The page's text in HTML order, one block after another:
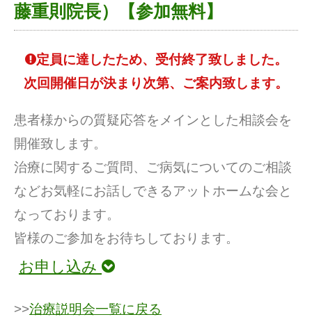
藤重則院長）【参加無料】
定員に達したため、受付終了致しました。
次回開催日が決まり次第、ご案内致します。
患者様からの質疑応答をメインとした相談会を
開催致します。
治療に関するご質問、ご病気についてのご相談
などお気軽にお話しできるアットホームな会と
なっております。
皆様のご参加をお待ちしております。
お申し込み
>>治療説明会一覧に戻る